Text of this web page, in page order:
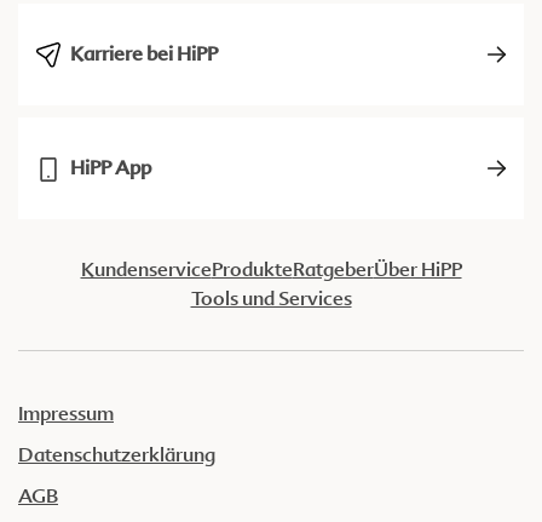
Karriere bei HiPP
HiPP App
KundenserviceProdukteRatgeberÜber HiPP
Tools und Services
Impressum
Datenschutzerklärung
AGB